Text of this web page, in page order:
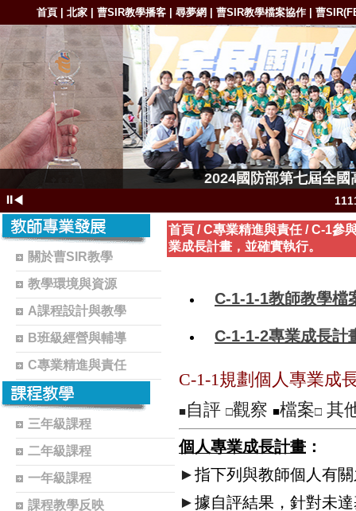
首頁 |北家 |曹SIR教學播客 |尋夢網 |曹SIR教學檔案協作 |曹
2024國防部第七屆全
⏸◀
1111-
1111-1111111
1111-
1101-
曹
關於曹SIR教學
教學環境與資源
A課程設計與教學
B班級經營與輔導
C專業精進與責任
三年級課程
二年級課程
一年級課程
課程教學反映
首頁 /C專業精進與責任 /C-1參
業成長計畫，並確實執行。
C-1-1-1教師教學檔
C-1-1-2專業成長計
C-1-1規劃個人專業成
■自評 □觀察 ■檔案□ 其
個人專業成長計畫 ：
►指下列與教師個人有
►據自評結果，針對未